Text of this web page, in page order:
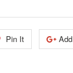
Pin It Add